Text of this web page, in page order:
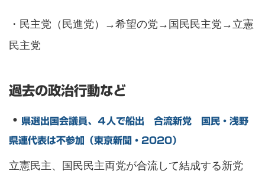
・民主党（民進党）→希望の党→国民民主党→立憲
民主党
過去の政治行動など
・ 県選出国会議員、４人で船出 合流新党 国民・浅野
県連代表は不参加（東京新聞・2020）
立憲民主、国民民主両党が合流して結成する新党